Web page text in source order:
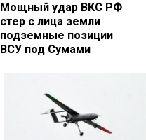
Мощный удар ВКС РФ
стер с лица земли
подземные позиции
ВСУ под Сумами